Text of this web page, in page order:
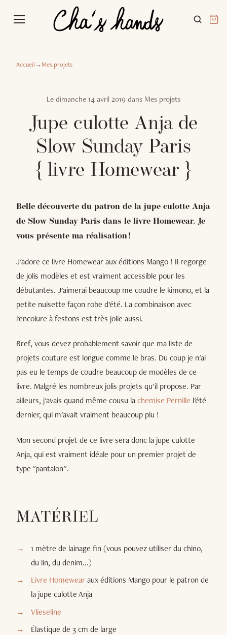
Accueil→Mes projets
Le dimanche 14 avril 2019 dans Mes projets
Jupe culotte Anja de
Slow Sunday Paris
{ livre Homewear }
Belle découverte du patron de la jupe culotte Anja
de Slow Sunday Paris dans le livre Homewear. Je
vous présente ma réalisation !
J'adore ce livre Homewear aux éditions Mango ! Il regorge
de jolis modèles et est vraiment accessible pour les
débutantes. J'aimerai beaucoup me coudre le kimono, et la
petite nuisette façon robe d'été. La combinaison avec
l'encolure à festons est très jolie aussi.
Bref, vous devez probablement savoir que ma liste de
projets couture est longue comme le bras. Du coup je n'ai
pas eu le temps de coudre beaucoup de modèles de ce
livre. Malgré les nombreux jolis projets qu'il propose. Par
ailleurs, j'avais quand même cousu lachemise Pernille l'été
dernier, qui m'avait vraiment beaucoup plu !
Mon second projet de ce livre sera donc la jupe culotte
Anja, qui est vraiment idéale pour un premier projet de
type "pantalon".
MATÉRIEL
1 mètre de lainage fin (vous pouvez utiliser du chino,
du lin, du denim...)
Livre Homewearaux éditions Mango pour le patron de
la jupe culotte Anja
Vlieseline
Élastique de 3 cm de large